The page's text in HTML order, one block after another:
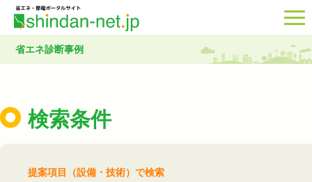
省エネ診断事例
検索条件
提案項目（設備・技術）で検索